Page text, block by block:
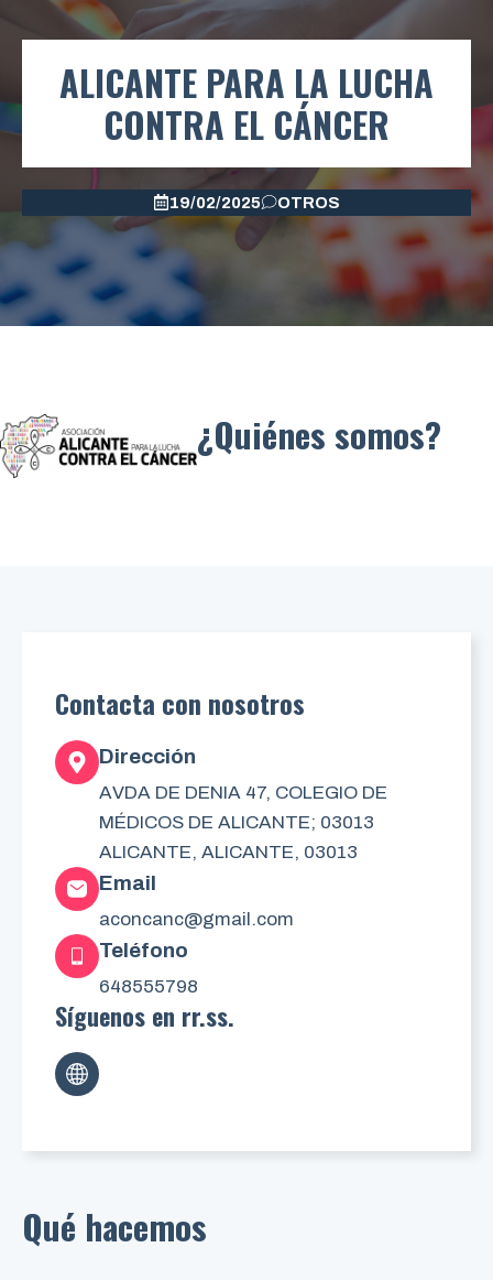
ALICANTE PARA LA LUCHA
CONTRA EL CÁNCER
19/02/2025 OTROS
¿Quiénes somos?
Contacta con nosotros
Dirección
AVDA DE DENIA 47, COLEGIO DE
MÉDICOS DE ALICANTE; 03013
ALICANTE, ALICANTE, 03013
Email
aconcanc@gmail.com
Teléfono
648555798
Síguenos en rr.ss.
Qué hacemos